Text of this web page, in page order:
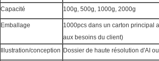
Capacité
100g, 500g, 1000g, 2000g
Emballage
1000pcs dans un carton principal
aux besoins du client)
Illustration/conception Dossier de haute résolution d'AI